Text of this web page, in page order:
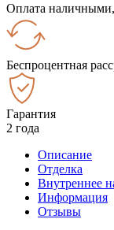
Оплата
Беспроцентная
Гарантия
2 года
Описание
Отделка
Внутреннее
Информация
Отзывы